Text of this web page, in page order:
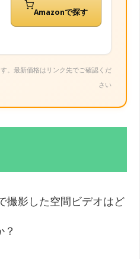
Amazonで探す
。最新価格はリンク先でご確認くだ
さい
撮影した空間ビデオはど
？